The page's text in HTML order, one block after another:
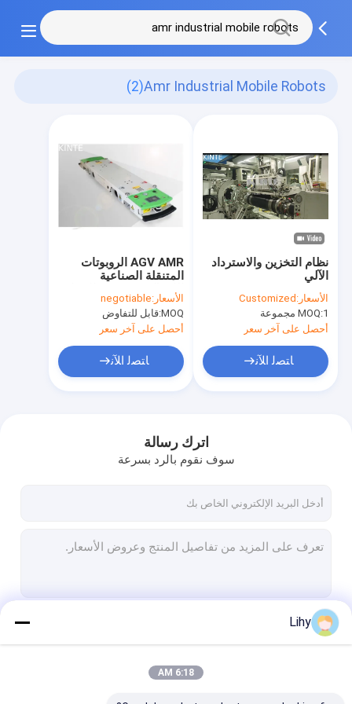
Amr Industrial Mobile Robots
(2)
AGV AMR الروبوتات
المتنقلة الصناعية
اللاسلكية مزدوجة الاتجاه
الكامن
الأسعار:negotiable
MOQ: قابل للتفاوض
أحصل على آخر سعر
ﺎﺘﺼﻟ ﺍﻶﻧ
نظام التخزين والاسترداد
الآلي
الأسعار: Customized
MOQ:1 مجموعة
أحصل على آخر سعر
ﺎﺘﺼﻟ ﺍﻶﻧ
اترك رسالة
سوف نقوم بالرد بسرعة
Lihy
6:18 AM